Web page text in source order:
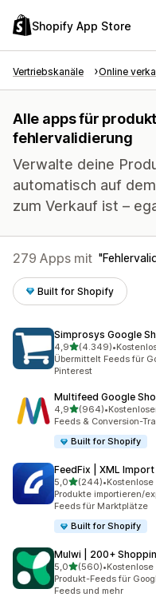
Shopify App Store
Vertriebskanäle Online
Alle apps für
fehlervalidierung
Verwalte deine
automatisch auf
zum Verkauf ist –
279 Apps mit
Built for Shopify
Simprosys Google
4,9von 5 Sternen
(4.349)
4349 Rezensionen
•
Übermittelt Feeds für
Pinterest
Multifeed Google
4,9von 5 Sternen
(964)
964 Rezensionen
•
Feeds & Conversion-
Built for Shopify
FeedFix | XML
5,0von 5 Sternen
(244)
244 Rezensionen
•
Produkte importieren/
Feeds für Marktplätze
Built for Shopify
Mulwi | 200+
5,0von 5 Sternen
(560)
560 Rezensionen
•
Produkt-Feeds für
Feeds und mehr